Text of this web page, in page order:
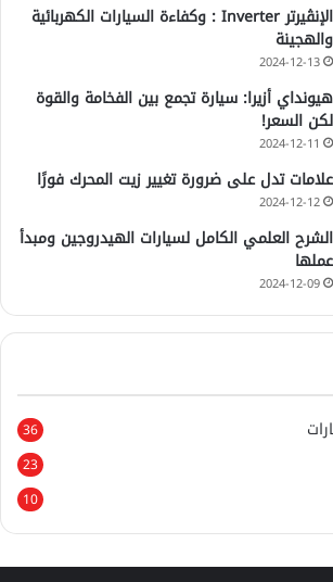
الإنڤيرتر Inverter : وكفاءة السيارات الكهربائية
والهجينة
2024-12-13
هيونداي أزيرا: سيارة تجمع بين الفخامة والقوة
لكن السعر!
2024-12-11
علامات تدل على ضرورة تغيير زيت المحرك فورًا
2024-12-12
الشرح العلمي الكامل لسيارات الهيدروجين ومبدأ
عملها
2024-12-09
36
23
10